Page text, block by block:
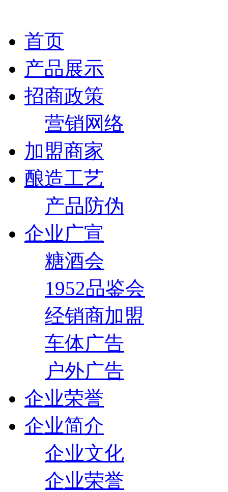
首页
产品展示
招商政策
营销网络
加盟商家
酿造工艺
产品防伪
企业广宣
糖酒会
1952品鉴会
经销商加盟
车体广告
户外广告
企业荣誉
企业简介
企业文化
企业荣誉